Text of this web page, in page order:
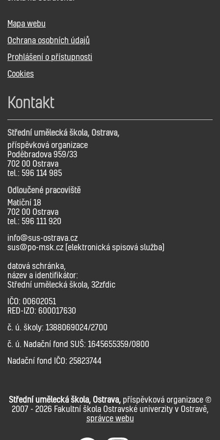
Mapa webu
Ochrana osobních údajů
Prohlášení o přístupnosti
Cookies
Kontakt
Střední umělecká škola, Ostrava,
příspěvková organizace
Poděbradova 959/33
702 00 Ostrava
tel.: 596 114 985
Odloučené pracoviště
Matiční 18
702 00 Ostrava
tel.: 596 111 920
info@sus-ostrava.cz
sus@po-msk.cz (elektronická spisová služba)
datová schránka,
název a identifikátor:
Střední umělecká škola, 32zfdic
IČO: 00602051
RED-IZO: 600017630
č. ú. školy: 1388069024/2700
č. ú. Nadační fond SUŠ: 1645655359/0800
Nadační fond IČO: 25823744
Střední umělecká škola, Ostrava, příspěvková organizace ©
2007 - 2026 Fakultní škola Ostravské univerzity v Ostravě,
správce webu